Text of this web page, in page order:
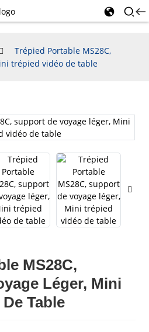
Trépied Portable MS28C,
trépied vidéo de table
MS28C,
Léger, Mini
Table